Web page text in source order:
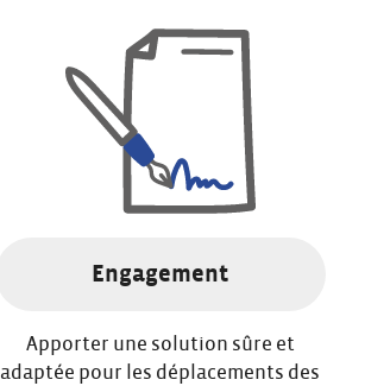
Engagement
Apporter une solution sûre et
adaptée pour les déplacements des